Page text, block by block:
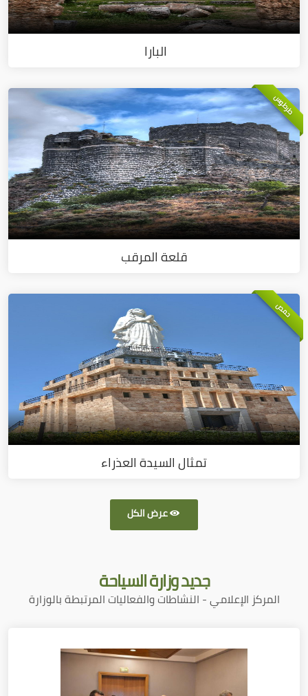
البارا
طرطوس
قلعة المرقب
حمص
تمثال السيدة العذراء
عرض الكل
جديدوزارة السياحة
المركز الإعلامي - النشاطات والفعاليات المرتبطة بالوزارة